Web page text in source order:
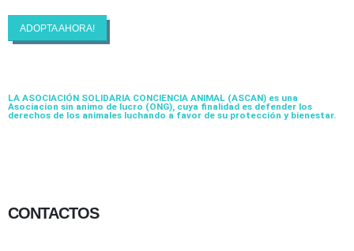
ADOPTA AHORA!
LA ASOCIACIÓN SOLIDARIA CONCIENCIA ANIMAL (ASCAN) es una
Asociacion sin animo de lucro (ONG), cuya finalidad es defender los
derechos de los animales luchando a favor de su protección y bienestar.
CONTACTOS